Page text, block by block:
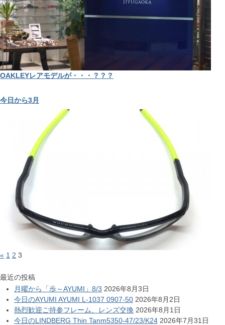
OAKLEYレアモデルが・・・？？？
今日から3月
« 1 2 3
最近の投稿
月曜から「歩～AYUMI」8/3 2026年8月3日
今日のAYUMI AYUMI L-1037 0907-50 2026年8月2日
熱烈歓迎ご持参フレーム、レンズ交換 2026年8月1日
今日のLINDBERG Thin Tanm5350-47/23/K24 2026年7月31日